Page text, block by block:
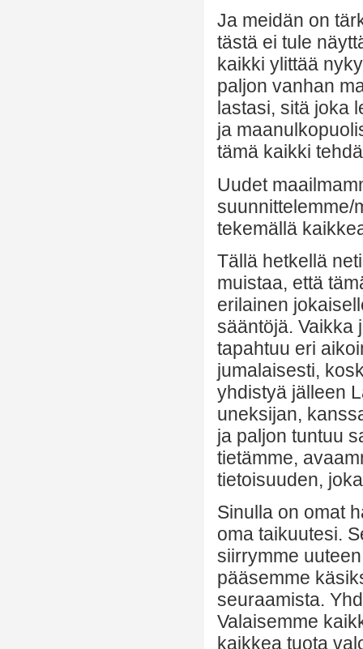
Ja meidän on
tästä ei tule
kaikki ylittää
paljon vanhan
lastasi, sitä joka
ja
tämä kaikki
Uudet
suunnittelemme/
tekemällä
Tällä hetkellä
muistaa, että
erilainen
sääntöjä. Vaikka
tapahtuu eri
jumalaisesti,
yhdistyä jälleen
uneksijan,
ja paljon tuntuu
tietämme,
tietoisuuden,
Sinulla on omat
oma taikuutesi.
siirrymme
pääsemme
seuraamista.
Valaisemme
kaikkea tuota